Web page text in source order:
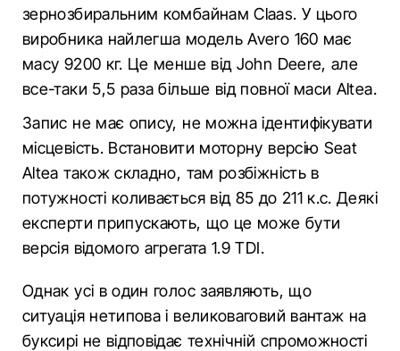
зернозбиральним комбайнам Claas. У цього
виробника найлегша модель Avero 160 має
масу 9200 кг. Це менше від John Deere, але
все-таки 5,5 раза більше від повної маси Altea.
Запис не має опису, не можна ідентифікувати
місцевість. Встановити моторну версію Seat
Altea також складно, там розбіжність в
потужності коливається від 85 до 211 к.с. Деякі
експерти припускають, що це може бути
версія відомого агрегата 1.9 TDI.
Однак усі в один голос заявляють, що
ситуація нетипова і великоваговий вантаж на
буксирі не відповідає технічній спроможності